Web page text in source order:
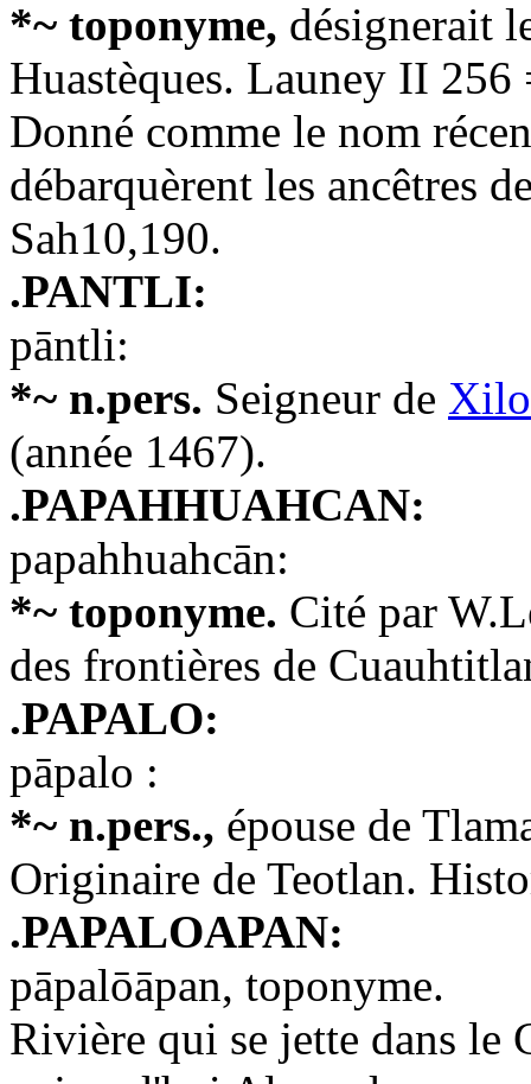
*~ toponyme, désignerait
Huastèques. Launey II 256
Donné comme le nom
débarquèrent les ancêtres
Sah10,190.
.PANTLI:
pāntli:
*~ n.pers. Seigneur de
(année 1467).
.PAPAHHUAHCAN:
papahhuahcān:
*~ toponyme. Cité par
des frontières de
.PAPALO:
pāpalo :
*~ n.pers., épouse de
Originaire de Teotlan.
.PAPALOAPAN:
pāpalōāpan, toponyme.
Rivière qui se jette dans le